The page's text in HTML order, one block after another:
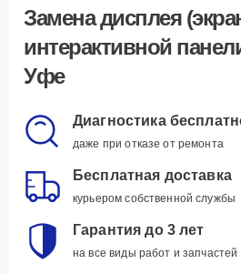
Замена дисплея
интерактивной
Уфе
Диагностика
даже при отказе от ремонта
Бесплатная доставка
курьером собственной службы
Гарантия до 3 лет
на все виды работ и запчастей